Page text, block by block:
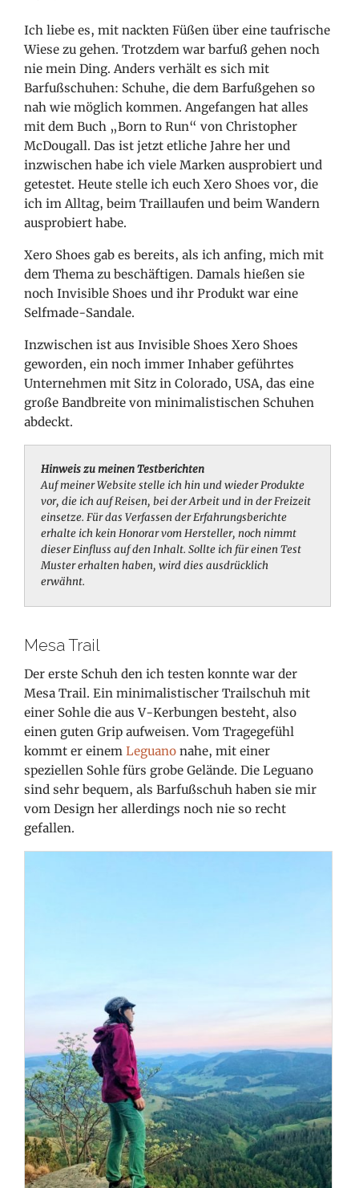
Ich liebe es, mit nackten Füßen über eine taufrische
Wiese zu gehen. Trotzdem war barfuß gehen noch
nie mein Ding. Anders verhält es sich mit
Barfußschuhen: Schuhe, die dem Barfußgehen so
nah wie möglich kommen. Angefangen hat alles
mit dem Buch „Born to Run“ von Christopher
McDougall. Das ist jetzt etliche Jahre her und
inzwischen habe ich viele Marken ausprobiert und
getestet. Heute stelle ich euch Xero Shoes vor, die
ich im Alltag, beim Traillaufen und beim Wandern
ausprobiert habe.
Xero Shoes gab es bereits, als ich anfing, mich mit
dem Thema zu beschäftigen. Damals hießen sie
noch Invisible Shoes und ihr Produkt war eine
Selfmade-Sandale.
Inzwischen ist aus Invisible Shoes Xero Shoes
geworden, ein noch immer Inhaber geführtes
Unternehmen mit Sitz in Colorado, USA, das eine
große Bandbreite von minimalistischen Schuhen
abdeckt.
Hinweis zu meinen Testberichten
Auf meiner Website stelle ich hin und wieder Produkte
vor, die ich auf Reisen, bei der Arbeit und in der Freizeit
einsetze. Für das Verfassen der Erfahrungsberichte
erhalte ich kein Honorar vom Hersteller, noch nimmt
dieser Einfluss auf den Inhalt. Sollte ich für einen Test
Muster erhalten haben, wird dies ausdrücklich
erwähnt.
Mesa Trail
Der erste Schuh den ich testen konnte war der
Mesa Trail. Ein minimalistischer Trailschuh mit
einer Sohle die aus V-Kerbungen besteht, also
einen guten Grip aufweisen. Vom Tragegefühl
kommt er einemLeguano nahe, mit einer
speziellen Sohle fürs grobe Gelände. Die Leguano
sind sehr bequem, als Barfußschuh haben sie mir
vom Design her allerdings noch nie so recht
gefallen.